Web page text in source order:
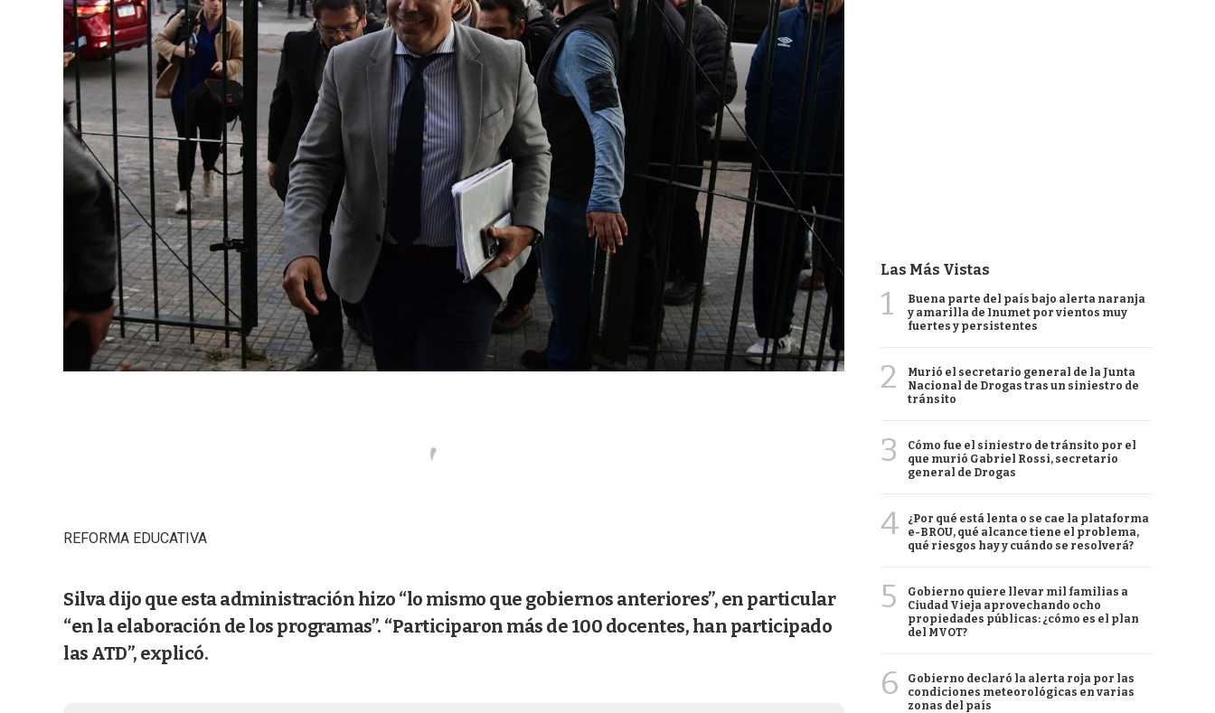
REFORMA EDUCATIVA
Silva dijo que esta administración hizo “lo mismo que gobiernos anteriores”, en particular
“en la elaboración de los programas”. “Participaron más de 100 docentes, han participado
las ATD”, explicó.
Las Más Vistas
1
Buena parte del país bajo alerta naranja
y amarilla de Inumet por vientos muy
fuertes y persistentes
2
Murió el secretario general de la Junta
Nacional de Drogas tras un siniestro de
tránsito
3
Cómo fue el siniestro de tránsito por el
que murió Gabriel Rossi, secretario
general de Drogas
4
¿Por qué está lenta o se cae la plataforma
e-BROU, qué alcance tiene el problema,
qué riesgos hay y cuándo se resolverá?
5
Gobierno quiere llevar mil familias a
Ciudad Vieja aprovechando ocho
propiedades públicas: ¿cómo es el plan
del MVOT?
6
Gobierno declaró la alerta roja por las
condiciones meteorológicas en varias
zonas del país